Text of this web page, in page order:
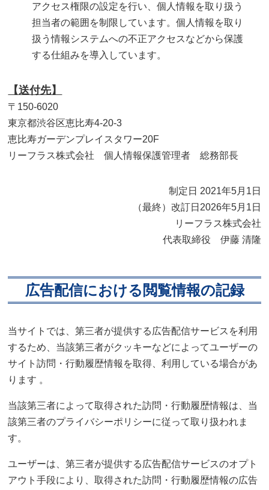
アクセス権限の設定を行い、個人情報を取り扱う
担当者の範囲を制限しています。個人情報を取り
扱う情報システムへの不正アクセスなどから保護
する仕組みを導入しています。
【送付先】
〒150-6020
東京都渋谷区恵比寿4‐20‐3
恵比寿ガーデンプレイスタワー20F
リーフラス株式会社 個人情報保護管理者 総務部長
制定日 2021年5月1日
（最終）改訂日2026年5月1日
リーフラス株式会社
代表取締役 伊藤 清隆
広告配信における閲覧情報の記録
当サイトでは、第三者が提供する広告配信サービスを利用
するため、当該第三者がクッキーなどによってユーザーの
サイト訪問・行動履歴情報を取得、利用している場合があ
ります 。
当該第三者によって取得された訪問・行動履歴情報は、当
該第三者のプライバシーポリシーに従って取り扱われま
す。
ユーザーは、第三者が提供する広告配信サービスのオプト
アウト手段により、取得された訪問・行動履歴情報の広告